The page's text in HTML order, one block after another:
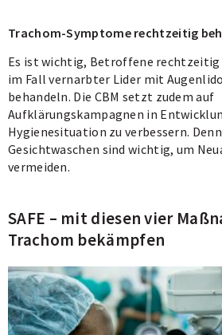
Trachom-Symptome rechtzeitig
Es ist wichtig, Betroffene
im Fall vernarbter Lider mit
behandeln. Die CBM setzt zudem auf
Aufklärungskampagnen in
Hygienesituation zu verbessern.
Gesichtwaschen sind wichtig, um
vermeiden.
SAFE – mit diesen vier
Trachom bekämpfen